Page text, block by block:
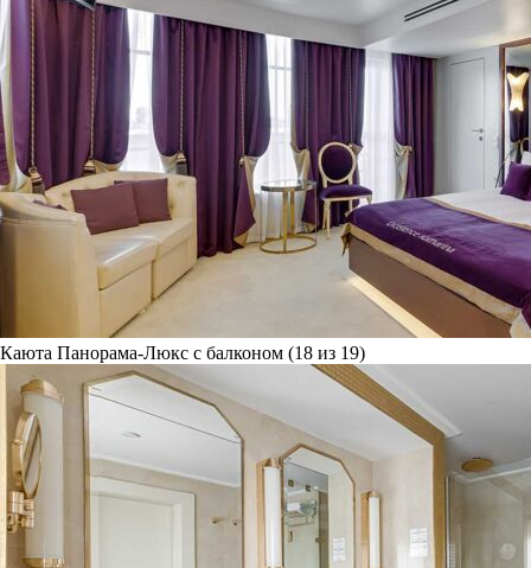
Каюта Панорама-Люкс с балконом (18 из 19)